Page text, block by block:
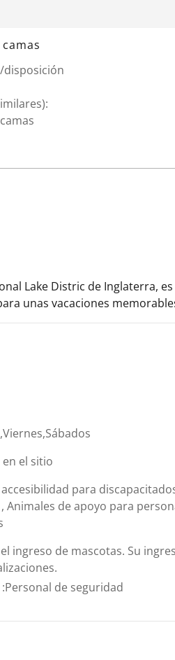
disposición
Lake Distric de Inglaterra,
unas vacaciones
en el sitio
para
Animales de apoyo para
ingreso de mascotas. Su
:Personal de seguridad